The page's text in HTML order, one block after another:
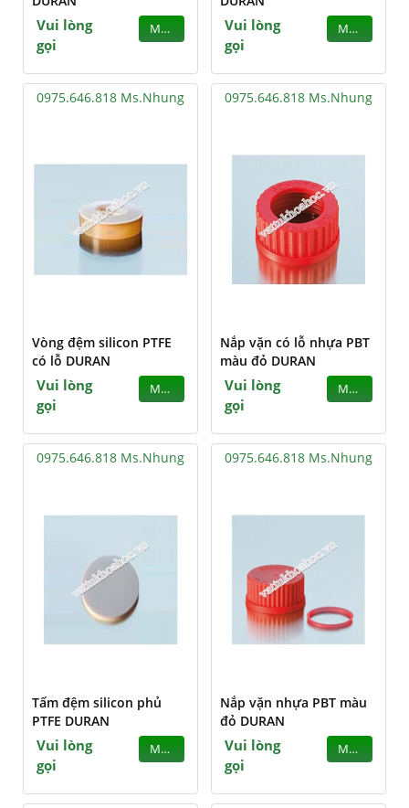
Vui lòng
gọi
MUA
Vui lòng
gọi
MUA
0975.646.818 Ms.Nhung
Vòng đệm silicon PTFE
có lỗ DURAN
Vui lòng
gọi
MUA
0975.646.818 Ms.Nhung
Nắp vặn có lỗ nhựa PBT
màu đỏ DURAN
Vui lòng
gọi
MUA
0975.646.818 Ms.Nhung
Tấm đệm silicon phủ
PTFE DURAN
Vui lòng
gọi
MUA
0975.646.818 Ms.Nhung
Nắp vặn nhựa PBT màu
đỏ DURAN
Vui lòng
gọi
MUA